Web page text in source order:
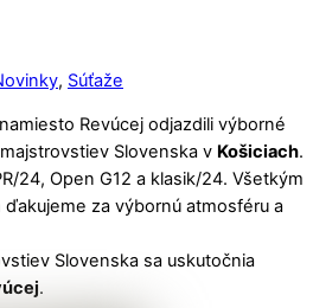
, Súťaže
Revúcej odjazdili výborné
Slovenska v Košiciach.
24, Open G12 a klasik/24. Všetkým
za výbornú atmosféru a
Slovenska sa uskutočnia
.